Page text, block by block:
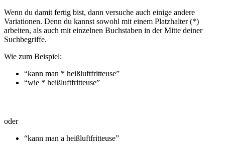
Wenn du damit fertig bist, dann versuche auch einige andere
Variationen. Denn du kannst sowohl mit einem Platzhalter (*)
arbeiten, als auch mit einzelnen Buchstaben in der Mitte deiner
Suchbegriffe.
Wie zum Beispiel:
“kann man * heißluftfritteuse”
“wie * heißluftfritteuse”
oder
“kann man a heißluftfritteuse”